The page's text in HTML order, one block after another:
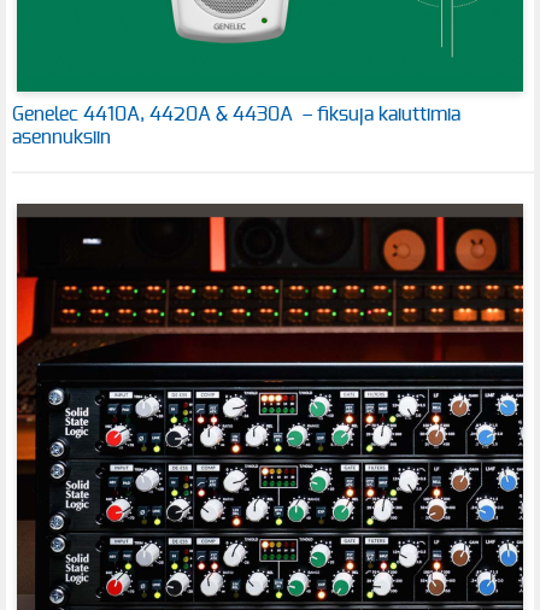
Genelec 4410A, 4420A & 4430A – fiksuja kaiuttimia
asennuksiin